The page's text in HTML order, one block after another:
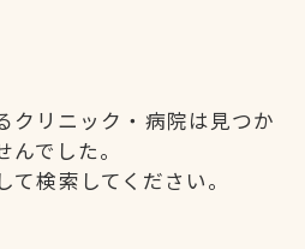
クリニック・病院は見つか
んでした。
検索してください。